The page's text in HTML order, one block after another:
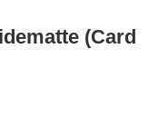
(Card